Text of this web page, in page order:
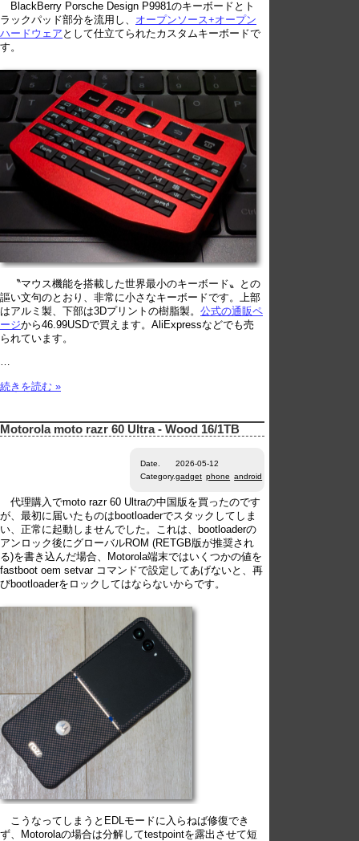
BlackBerry Porsche Design P9981のキーボードとト
ラックパッド部分を流用し、 オープンソース+オープン
ハードウェア として仕立てられたカスタムキーボードで
す。
〝マウス機能を搭載した世界最小のキーボード〟との
謳い文句のとおり、非常に小さなキーボードです。上部
はアルミ製、下部は3Dプリントの樹脂製。 公式の通販ペ
ージから46.99USDで買えます。AliExpressなどでも売
られています。
…
続きを読む »
Motorola moto razr 60 Ultra - Wood 16/1TB
Date.
2026-05-12
Category.gadget phone android
代理購入でmoto razr 60 Ultraの中国版を買ったのです
が、最初に届いたものはbootloaderでスタックしてしま
い、正常に起動しませんでした。これは、bootloaderの
アンロック後にグローバルROM (RETGB版が推奨され
る)を書き込んだ場合、Motorola端末ではいくつかの値を
fastboot oem setvar コマンドで設定してあげないと、再
びbootloaderをロックしてはならないからです。
こうなってしまうとEDLモードに入らねば修復でき
ず、Motorolaの場合は分解してtestpointを露出させて短